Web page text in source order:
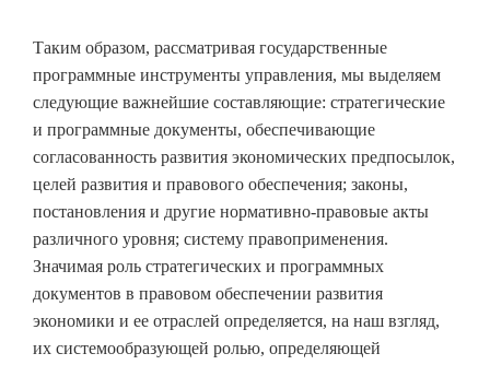
Таким образом, рассматривая государственные
программные инструменты управления, мы выделяем
следующие важнейшие составляющие: стратегические
и программные документы, обеспечивающие
согласованность развития экономических предпосылок,
целей развития и правового обеспечения; законы,
постановления и другие нормативно-правовые акты
различного уровня; систему правоприменения.
Значимая роль стратегических и программных
документов в правовом обеспечении развития
экономики и ее отраслей определяется, на наш взгляд,
их системообразующей ролью, определяющей